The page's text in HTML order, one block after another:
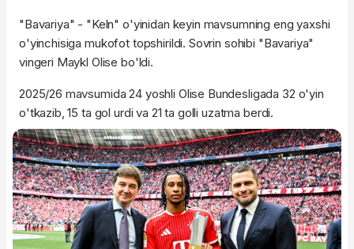
"Bavariya" - "Keln" o'yinidan keyin mavsumning eng yaxshi
o'yinchisiga mukofot topshirildi. Sovrin sohibi "Bavariya"
vingeri Maykl Olise bo'ldi.
2025/26 mavsumida 24 yoshli Olise Bundesligada 32 o'yin
o'tkazib, 15 ta gol urdi va 21 ta golli uzatma berdi.